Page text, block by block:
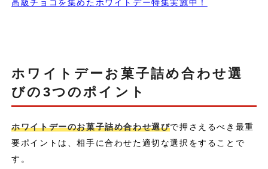
高級チョコを集めたホワイトデー特集実施中！
ホワイトデーお菓子詰め合わせ選
びの3つのポイント
ホワイトデーのお菓子詰め合わせ選びで押さえるべき最重
要ポイントは、相手に合わせた適切な選択をすることで
す。